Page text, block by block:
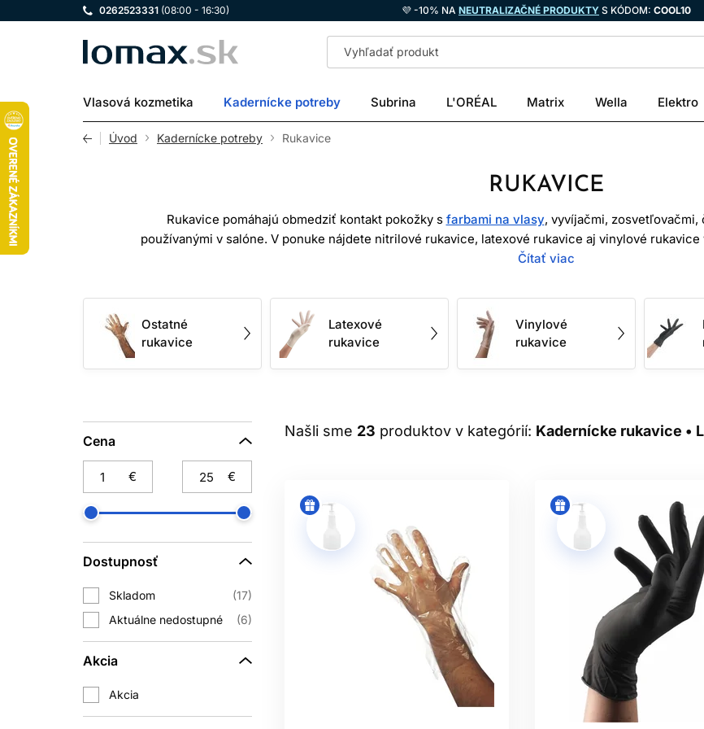
0262523331 (08:00 - 16:30) 💜 -10% NA NEUTRALIZAČNÉ PRODUKTY S KÓDOM: COOL10
LOMAX
Vlasová kozmetika Kadernícke potreby Subrina L'ORÉAL Matrix Wella Elektro
Úvod Kadernícke potreby Rukavice
RUKAVICE
Rukavice pomáhajú obmedziť kontakt pokožky s farbami na vlasy, vyvíjačmi,
používanými v salóne. V ponuke nájdete nitrilové rukavice, latexové rukavice aj vinylové
Materiál však nevyberajte iba podľa ceny alebo vzhľadu. Rozhodujú konkrétna činnosť,
Jednorazové rukavice vytvárajú dočasnú bariéru, ale nie sú nepriepustné pre každú
farbiaceho alebo čistiaceho produktu, bezpečnostný list a údaje
NITRILOVÉ RUKAVICE
kaderníckou fóliou
chemická odolnosť však závisí od konkrétneho modelu, hrúbky a skúšobných údajov;
LATEXOVÉ A VINYLOVÉ
Latexové rukavice sú elastické a presne kopírujú ruku, preto poskytujú veľmi dobrý hmat.
Bezpúdrové vyhotovenie obmedzuje uvoľňovanie púdru, no neodstraňuje latexové proteíny.
Vinylové rukavice bývajú voľnejšie a môžu sa hodiť na krátke úkony s nízkym rizikom, ak ich
chemickú prácu ich nezamieňajte automaticky za nitril alebo
AKO VYBRAŤ SPRÁVNU
Rukavica má priliehať bez bolestivého tlaku a bez voľného materiálu na končekoch prstov. Príliš
príliš veľká znižuje presnosť a môže sa zachytiť o pomôcky. Veľkosti S, M, L a XL sa medzi
Čítať viac
Ostatné
rukavice
Latexové
rukavice
Vinylové
rukavice
Cena
€ €
Dostupnosť
Skladom
17
Aktuálne nedostupné
6
Akcia
Akcia
Našli sme 23 produktov v kategórií: Kadernícke rukavice •